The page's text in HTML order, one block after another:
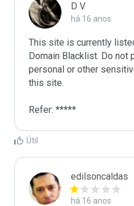
D V
há 16 anos
This site is currently
Domain Blacklist. Do not
personal or other
this site.
Refer: *****
Útil
edilsoncaldas
há 16 anos